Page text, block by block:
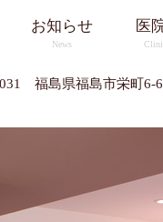
福島県福島市栄町6-
お知らせ
News
医